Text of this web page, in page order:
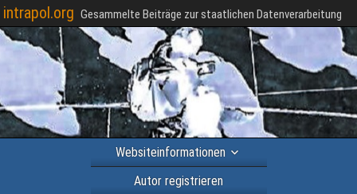
intrapol.org Gesammelte Beiträge zur staatlichen Datenverarbeitung
Websiteinformationen
Autor registrieren